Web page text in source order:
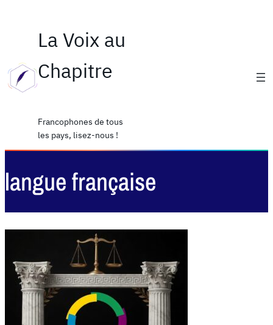
La Voix au
Chapitre
Francophones de tous
les pays, lisez-nous !
langue française